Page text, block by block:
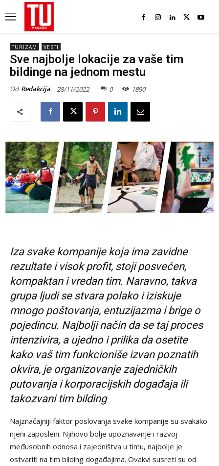
TURIZAM VESTI
Sve najbolje lokacije za vaše tim
bildinge na jednom mestu
Od Redakcija 28/11/2022 0 1890
Iza svake kompanije koja ima zavidne
rezultate i visok profit, stoji posvećen,
kompaktan i vredan tim. Naravno, takva
grupa ljudi se stvara polako i iziskuje
mnogo poštovanja, entuzijazma i brige o
pojedincu. Najbolji način da se tajproces
intenzivira, a ujedno i prilika daosetite
kako vaš tim funkcioniše izvan poznatih
okvira, je organizovanje zajedničkih
putovanja i korporacijskih događaja ili
takozvani tim bilding
Najznačajniji faktor poslovanja svake kompanije su svakako
njeni zaposleni. Njihovo bolje upoznavanje i razvoj
međusobnih odnosa i zajedništva u timu, najbolje je
ostvariti na tim bilding događajima. Ovakvi susreti su od